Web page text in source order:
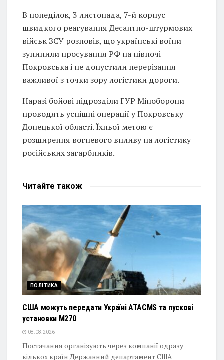
В понеділок, 3 листопада, 7-й корпус
швидкого реагування Десантно-штурмових
військ ЗСУ розповів, що українські воїни
зупинили просування РФ на півночі
Покровська і не допустили перерізання
важливої з точки зору логістики дороги.
Наразі бойові підрозділи ГУР Міноборони
проводять успішні операції у Покровську
Донецької області. Їхньої метою є
розширення вогневого впливу на логістику
російських загарбників.
Читайте також
ПОЛІТИКА
США можуть передати Україні ATACMS та пускові
установки M270
08.08.2026
Постачання організують через компанії одразу
кількох країн Державний департамент США